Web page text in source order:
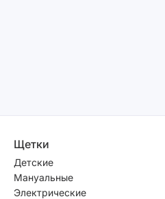
Щетки
Детские
Мануальные
Электрические